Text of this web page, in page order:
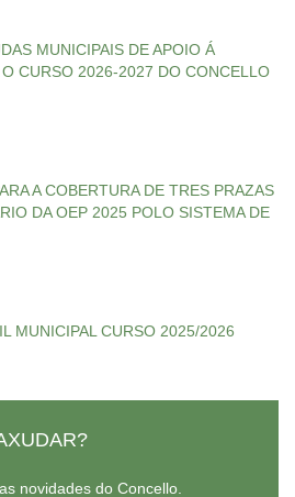
MUNICIPAIS DE APOIO Á
CURSO 2026-2027 DO CONCELLO
A COBERTURA DE TRES PRAZAS
DA OEP 2025 POLO SISTEMA DE
MUNICIPAL CURSO 2025/2026
novidades do Concello.